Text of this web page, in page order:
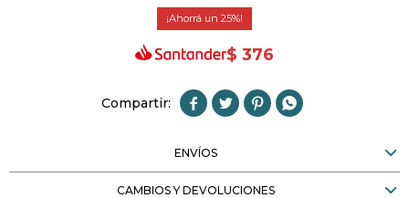
25
$ 376
   
ENVÍOS
CAMBIOS Y DEVOLUCIONES